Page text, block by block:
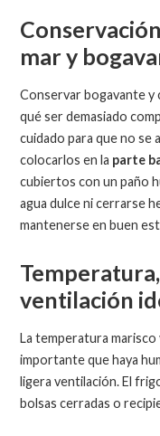
mar y
Conservar bogavante
qué ser demasiado
cuidado para que no se
colocarlos en la parte
cubiertos con un paño
agua dulce ni cerrarse
mantenerse en buen
ventilación
La temperatura
importante que haya
ligera ventilación. El
bolsas cerradas o